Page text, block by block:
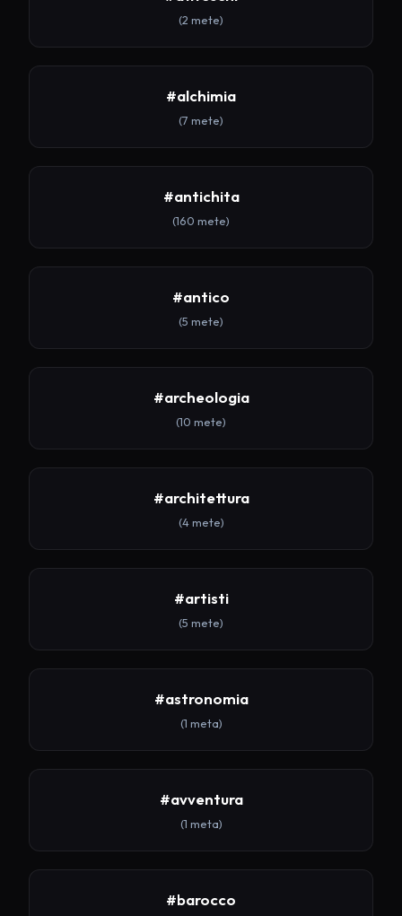
(2 mete)
#alchimia
(7 mete)
#antichita
(160 mete)
#antico
(5 mete)
#archeologia
(10 mete)
#architettura
(4 mete)
#artisti
(5 mete)
#astronomia
(1 meta)
#avventura
(1 meta)
#barocco